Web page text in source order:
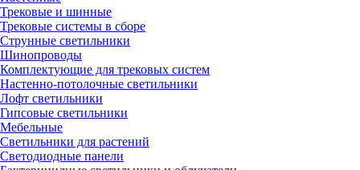
Трековые и шинные
Трековые системы в сборе
Струнные светильники
Шинопроводы
Комплектующие для трековых систем
Настенно-потолочные светильники
Лофт светильники
Гипсовые светильники
Мебельные
Светильники для растений
Светодиодные панели